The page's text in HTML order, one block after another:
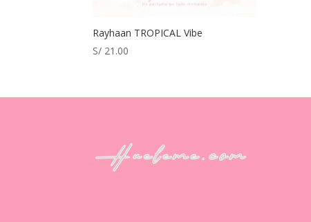
Rayhaan TROPICAL Vibe
S/ 21.00